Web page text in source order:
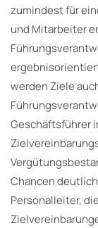
zumindest für
und Mitarbeiter
werden Ziele
Geschäftsführer
Chancen
Personalleiter,